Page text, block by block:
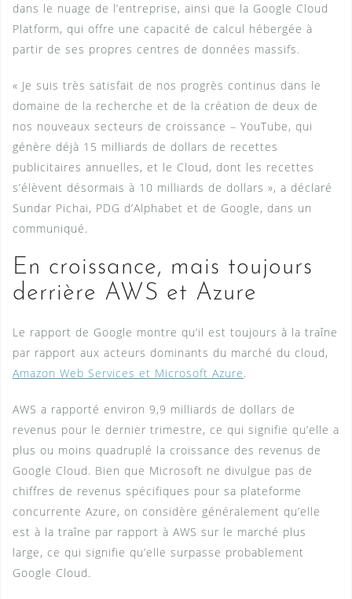
dans le nuage de l’entreprise, ainsi que la Google Cloud
Platform, qui offre une capacité de calcul hébergée à
partir de ses propres centres de données massifs.
« Je suis très satisfait de nos progrès continus dans le
domaine de la recherche et de la création de deux de
nos nouveaux secteurs de croissance – YouTube, qui
génère déjà 15 milliards de dollars de recettes
publicitaires annuelles, et le Cloud, dont les recettes
s’élèvent désormais à 10 milliards de dollars », a déclaré
Sundar Pichai, PDG d’Alphabet et de Google, dans un
communiqué.
En croissance, mais toujours
derrière AWS et Azure
Le rapport de Google montre qu’il est toujours à la traîne
par rapport aux acteurs dominants du marché du cloud,
Amazon Web Services et Microsoft Azure.
AWS a rapporté environ 9,9 milliards de dollars de
revenus pour le dernier trimestre, ce qui signifie qu’elle a
plus ou moins quadruplé la croissance des revenus de
Google Cloud. Bien que Microsoft ne divulgue pas de
chiffres de revenus spécifiques pour sa plateforme
concurrente Azure, on considère généralement qu’elle
est à la traîne par rapport à AWS sur le marché plus
large, ce qui signifie qu’elle surpasse probablement
Google Cloud.